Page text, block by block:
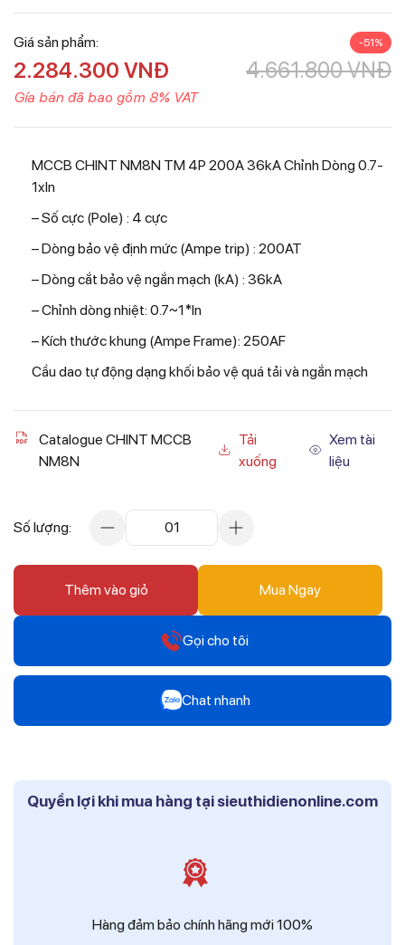
Giá sản phẩm: -51%
4.661.800VNĐ
2.284.300 VNĐ
Gía bán đã bao gồm 8% VAT
MCCB CHINT NM8N TM 4P 200A 36kA Chỉnh Dòng 0.7-
1xIn
– Số cực (Pole) : 4 cực
– Dòng bảo vệ định mức (Ampe trip) : 200AT
– Dòng cắt bảo vệ ngắn mạch (kA) : 36kA
– Chỉnh dòng nhiệt: 0.7~1*In
– Kích thước khung (Ampe Frame): 250AF
Cầu dao tự động dạng khối bảo vệ quá tải và ngắn mạch
Catalogue CHINT MCCB
NM8N
Tải
xuống
Xem tài
liệu
Số lượng: 01
Thêm vào giỏ Mua Ngay
Gọi cho tôi
0916 804 808
Chat nhanh
Mr Trâm - Điện Thái Dương
Quyền lợi khi mua hàng tại sieuthidienonline.com
Hàng đảm bảo chính hãng mới 100%